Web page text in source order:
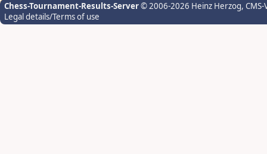
Chess-Tournament-Results-Server© 2006-2026 Heinz Herzog,
Legal details/Terms of use